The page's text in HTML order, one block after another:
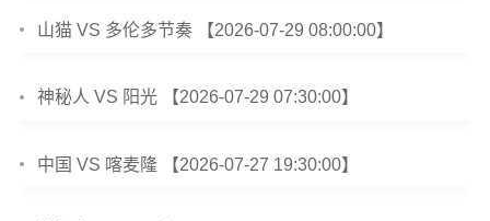
山猫 VS 多伦多节奏 【2026-07-29 08:00:00】
神秘人 VS 阳光 【2026-07-29 07:30:00】
中国 VS 喀麦隆 【2026-07-27 19:30:00】